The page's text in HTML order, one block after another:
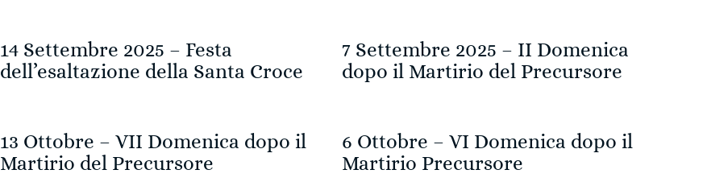
14 Settembre 2025 – Festa
dell’esaltazione della Santa Croce
7 Settembre 2025 – II Domenica
dopo il Martirio del Precursore
13 Ottobre – VII Domenica dopo il
Martirio del Precursore
6 Ottobre – VI Domenica dopo il
Martirio Precursore